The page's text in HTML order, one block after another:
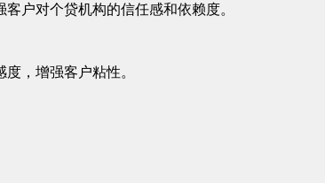
户对个贷机构的信任感和依赖度。
，增强客户粘性。